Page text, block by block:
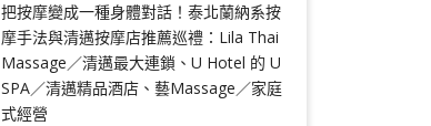
把按摩變成一種身體對話！泰北蘭納系按
摩手法與清邁按摩店推薦巡禮：Lila Thai
Massage／清邁最大連鎖、U Hotel 的 U
SPA／清邁精品酒店、藝Massage／家庭
式經營